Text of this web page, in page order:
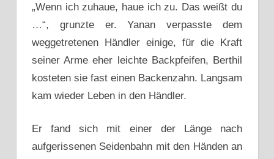
„Wenn ich zuhaue, haue ich zu. Das weißt du
…“, grunzte er. Yanan verpasste dem
weggetretenen Händler einige, für die Kraft
seiner Arme eher leichte Backpfeifen, Berthil
kosteten sie fast einen Backenzahn. Langsam
kam wieder Leben in den Händler.
Er fand sich mit einer der Länge nach
aufgerissenen Seidenbahn mit den Händen an